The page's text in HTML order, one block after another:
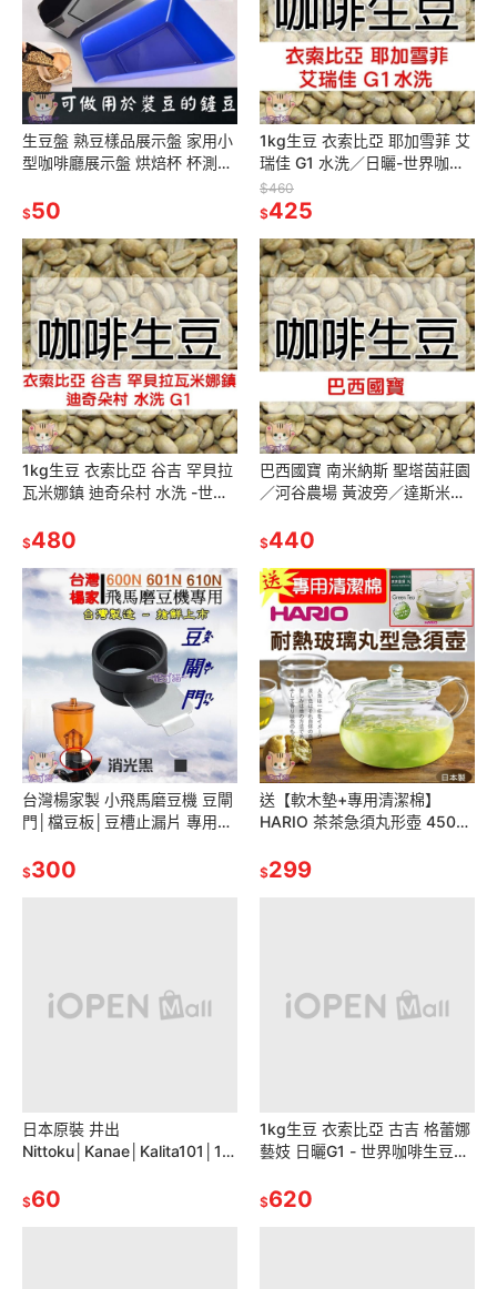
生豆盤 熟豆樣品展示盤 家用小
型咖啡廳展示盤 烘焙杯 杯測盤
超耐用PP工程塑膠
$50
1kg生豆 衣索比亞 耶加雪菲 艾
瑞佳 G1 水洗／日曬-世界咖啡
生豆《咖啡生豆工廠×尋豆~只
為飄香台灣》咖啡豆 莊園豆
$460
$425
1kg生豆 衣索比亞 谷吉 罕貝拉
瓦米娜鎮 迪奇朵村 水洗 -世界
~只為飄香台灣》咖啡生豆
$480
巴西國寶 南米納斯 聖塔茵莊園
／河谷農場 黃波旁／達斯米納
吉安娜 格拉瑪瀑布莊-咖啡生豆
$440
台灣楊家製 小飛馬磨豆機 豆閘
門│檔豆板│豆槽止漏片 專用於
晃 Tiamo700S
$300
送【軟木墊+專用清潔棉】
HARIO 茶茶急須丸形壺 450ml
CHJMN-45T
$299
日本原裝 井出
Nittoku│Kanae│Kalita101│10
咖啡濾紙
$60
1kg生豆 衣索比亞 古吉 格蕾娜
藝妓 日曬G1 - 世界咖啡生豆
香台灣》咖啡生豆 精品豆
$620